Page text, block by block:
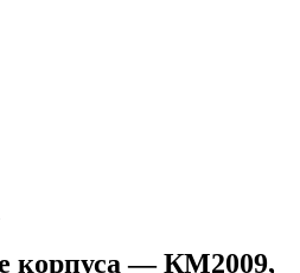
корпуса — КМ2009,